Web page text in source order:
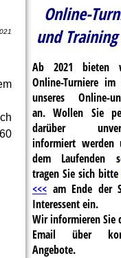
Online-
und
Ab 2021 bieten
Online-Turniere im
unseres Online-
an. Wollen Sie
darüber
informiert werden
dem Laufenden
tragen Sie sich bitte
<<< am Ende der
Interessent ein.
Wir informieren Sie
Email über
Angebote.